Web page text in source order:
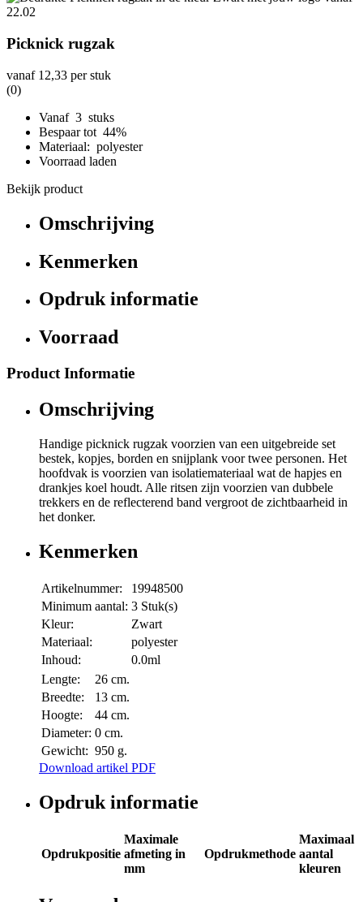
Picknick rugzak
vanaf 12,33 per stuk
(0)
Vanaf 3 stuks
Bespaar tot 44%
Materiaal: polyester
Voorraad laden
Bekijk product
Omschrijving
Kenmerken
Opdruk informatie
Voorraad
Product Informatie
Omschrijving
Handige picknick rugzak voorzien van een uitgebreide set
bestek, kopjes, borden en snijplank voor twee personen. Het
hoofdvak is voorzien van isolatiemateriaal wat de hapjes en
drankjes koel houdt. Alle ritsen zijn voorzien van dubbele
trekkers en de reflecterend band vergroot de zichtbaarheid in
het donker.
Kenmerken
Artikelnummer:
19948500
Minimum aantal: 3 Stuk(s)
Kleur:
Zwart
Materiaal:
polyester
Inhoud:
0.0ml
Lengte:
26 cm.
Breedte:
13 cm.
Hoogte:
44 cm.
Diameter: 0 cm.
Gewicht: 950 g.
Download artikel PDF
Opdruk informatie
Opdrukpositie
Maximale
afmeting in
mm
Opdrukmethode
Maximaal
aantal
kleuren